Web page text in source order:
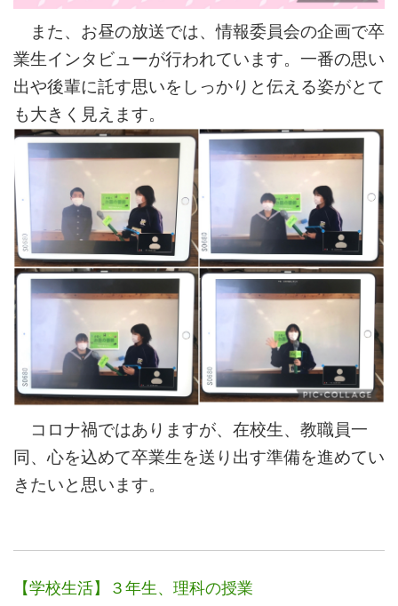
また、お昼の放送では、情報委員会の企画で卒
業生インタビューが行われています。一番の思い
出や後輩に託す思いをしっかりと伝える姿がとて
も大きく見えます。
コロナ禍ではありますが、在校生、教職員一
同、心を込めて卒業生を送り出す準備を進めてい
きたいと思います。
【学校生活】３年生、理科の授業